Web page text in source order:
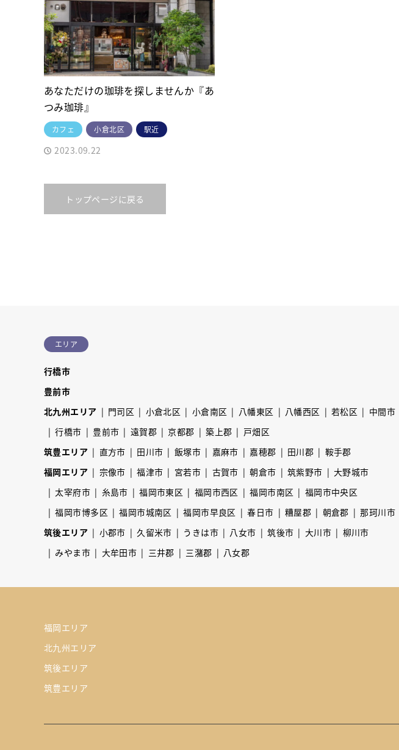
あなただけの珈琲を探しませんか『あ
つみ珈琲』
カフェ 小倉北区 駅近
2023.09.22
トップページに戻る
エリア
行橋市
豊前市
北九州エリア
門司区 小倉北区 小倉南区 八幡東区 八幡西区 若松区
中間市
行橋市
豊前市 遠賀郡 京都郡 築上郡
戸畑区
筑豊エリア
直方市 田川市 飯塚市 嘉麻市 嘉穂郡 田川郡
鞍手郡
福岡エリア
宗像市 福津市 宮若市 古賀市 朝倉市 筑紫野市
大野城市
太宰府市
糸島市 福岡市東区 福岡市西区 福岡市南区
福岡市中央区
福岡市博多区
福岡市城南区 福岡市早良区 春日市 糟屋郡 朝倉郡
那珂川市
筑後エリア
小郡市 久留米市 うきは市 八女市 筑後市 大川市
柳川市
みやま市
大牟田市 三井郡 三潴郡 八女郡
福岡エリア
北九州エリア
筑後エリア
筑豊エリア